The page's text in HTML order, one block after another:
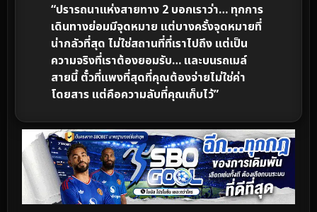
“ปรารถนาแห่งสายทาง 2 บอกเราว่า… ทุกการ
เดินทางย่อมมีจุดหมาย แต่บางครั้งจุดหมายที่
น่ากลัวที่สุด ไม่ใช่สถานที่ที่เราไปถึง แต่เป็น
ความจริงที่เราต้องยอมรับ… และบนรถเมล์
สายนี้ ตั๋วที่แพงที่สุดที่คุณต้องจ่ายไม่ใช่ค่า
โดยสาร แต่คือความลับที่คุณเก็บไว้”